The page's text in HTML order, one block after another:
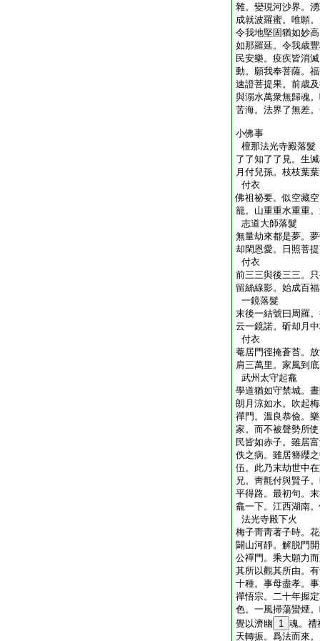
雜。變現河沙界。
成就波羅蜜。唯願
令我地堅固猶如妙
如那羅延。令我歳
民安樂。疫疾皆消
動。願我奉菩薩。
速證菩提果。前歳
與溺水萬衆無歸魂
苦海。法界了無差
小佛事
檀那法光寺殿落髮
了了知了了見。生
月付兒孫。枝枝葉
付衣
佛祖祕要。似空藏
籠。山重重水重重
志道大師落髮
無量劫來都是夢。
却閑恩愛。日照菩
付衣
前三三與後三三。
留絲線影。始成百
一鏡落髮
末後一結號曰周羅
云一鏡諾。斫却月
付衣
菴居門徑掩蒼苔。
肩三萬里。家風到
武州太守起龕
學道猶如守禁城。
朗月涼如水。吹起
禪門。溫良恭儉。
家。而不被聲勢所
民皆如赤子。雖居
佚之病。雖居簪纓
伍。此乃末劫世中
兄。靑氈付與賢子
平得路。最初句。
龕一下。江西湖南
法光寺殿下火
梅子靑靑著子時。
闢山河靜。解脱門
公禪門。乘大願力
其所以觀其所由。
十種。事母盡孝。
禪悟宗。二十年握
色。一風掃蕩蠻煙
覺以濟幽
1 魂。禮
天轉振。爲法而來